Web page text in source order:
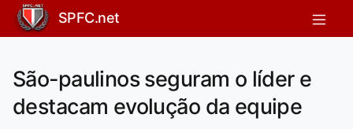
SPFC.net
São-paulinos seguram o líder e
destacam evolução da equipe